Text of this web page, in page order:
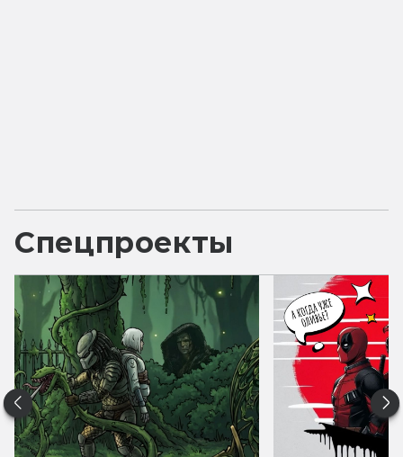
Спецпроекты